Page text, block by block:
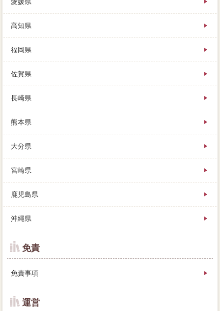
高知県
福岡県
佐賀県
長崎県
熊本県
大分県
宮崎県
鹿児島県
沖縄県
免責
免責事項
運営